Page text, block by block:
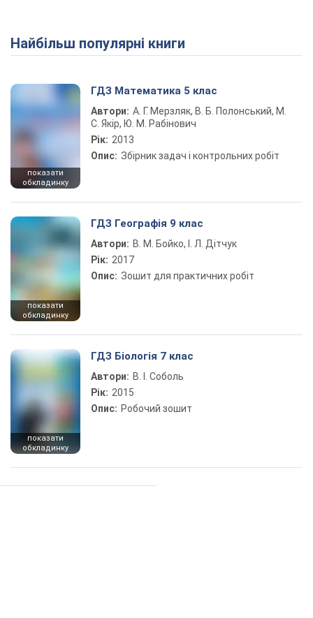
Найбільш популярні книги
показати
обкладинку
ГДЗ Математика 5 клас
Автори: А. Г. Мерзляк, В. Б. Полонський, М.
С. Якір, Ю. М. Рабінович
Рік: 2013
Опис: Збірник задач і контрольних робіт
показати
обкладинку
ГДЗ Географія 9 клас
Автори: В. М. Бойко, І. Л. Дітчук
Рік: 2017
Опис: Зошит для практичних робіт
показати
обкладинку
ГДЗ Біологія 7 клас
Автори: В. І. Соболь
Рік: 2015
Опис: Робочий зошит